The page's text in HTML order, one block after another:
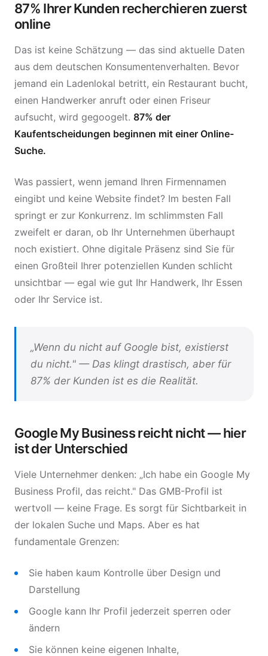
87% Ihrer Kunden recherchieren zuerst
online
Das ist keine Schätzung — das sind aktuelle Daten
aus dem deutschen Konsumentenverhalten. Bevor
jemand ein Ladenlokal betritt, ein Restaurant bucht,
einen Handwerker anruft oder einen Friseur
aufsucht, wird gegoogelt. 87% der
Kaufentscheidungen beginnen mit einer Online-
Suche.
Was passiert, wenn jemand Ihren Firmennamen
eingibt und keine Website findet? Im besten Fall
springt er zur Konkurrenz. Im schlimmsten Fall
zweifelt er daran, ob Ihr Unternehmen überhaupt
noch existiert. Ohne digitale Präsenz sind Sie für
einen Großteil Ihrer potenziellen Kunden schlicht
unsichtbar — egal wie gut Ihr Handwerk, Ihr Essen
oder Ihr Service ist.
„Wenn du nicht auf Google bist, existierst
du nicht." — Das klingt drastisch, aber für
87% der Kunden ist es die Realität.
Google My Business reicht nicht — hier
ist der Unterschied
Viele Unternehmer denken: „Ich habe ein Google My
Business Profil, das reicht." Das GMB-Profil ist
wertvoll — keine Frage. Es sorgt für Sichtbarkeit in
der lokalen Suche und Maps. Aber es hat
fundamentale Grenzen:
Sie haben kaum Kontrolle über Design und
Darstellung
Google kann Ihr Profil jederzeit sperren oder
ändern
Sie können keine eigenen Inhalte,